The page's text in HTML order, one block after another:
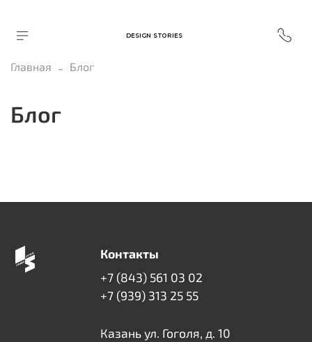
DESIGN STORIES
Главная Блог
Блог
Контакты
+7 (843) 561 03 02
+7 (939) 313 25 55
Казань ул. Гоголя, д. 10